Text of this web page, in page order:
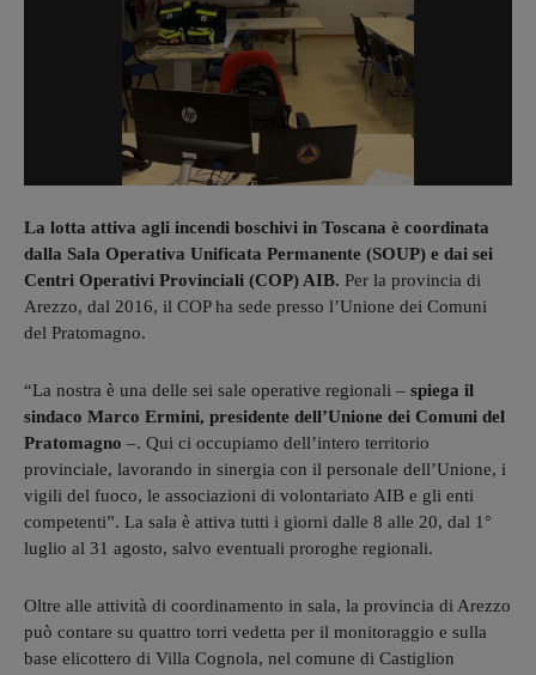
La lotta attiva agli incendi boschivi in Toscana è coordinata
dalla Sala Operativa Unificata Permanente (SOUP) e dai sei
Centri Operativi Provinciali (COP) AIB. Per la provincia di
Arezzo, dal 2016, il COP ha sede presso l’Unione dei Comuni
del Pratomagno.
“La nostra è una delle sei sale operative regionali – spiega il
sindaco Marco Ermini, presidente dell’Unione dei Comuni del
Pratomagno –. Qui ci occupiamo dell’intero territorio
provinciale, lavorando in sinergia con il personale dell’Unione, i
vigili del fuoco, le associazioni di volontariato AIB e gli enti
competenti”. La sala è attiva tutti i giorni dalle 8 alle 20, dal 1°
luglio al 31 agosto, salvo eventuali proroghe regionali.
Oltre alle attività di coordinamento in sala, la provincia di Arezzo
può contare su quattro torri vedetta per il monitoraggio e sulla
base elicottero di Villa Cognola, nel comune di Castiglion